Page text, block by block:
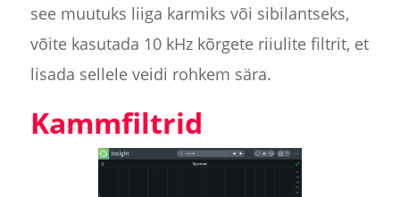
see muutuks liiga karmiks või sibilantseks,
võite kasutada 10 kHz kõrgete riiulite filtrit, et
lisada sellele veidi rohkem sära.
Kammfiltrid